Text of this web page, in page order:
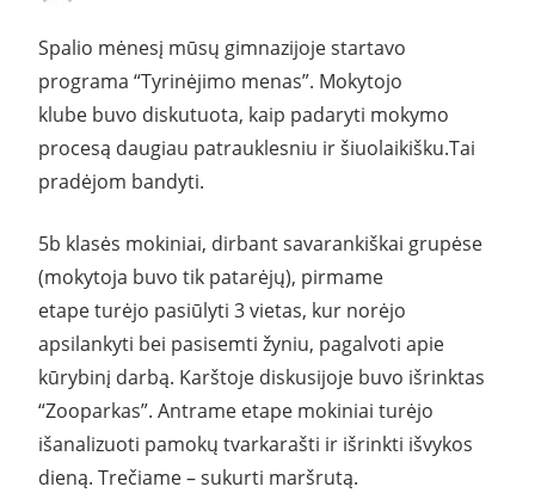
Spalio mėnesį mūsų gimnazijoje startavo
programa “Tyrinėjimo menas”. Mokytojo
klube buvo diskutuota, kaip padaryti mokymo
procesą daugiau patrauklesniu ir šiuolaikišku.Tai
pradėjom bandyti.
5b klasės mokiniai, dirbant savarankiškai grupėse
(mokytoja buvo tik patarėjų), pirmame
etape turėjo pasiūlyti 3 vietas, kur norėjo
apsilankyti bei pasisemti žyniu, pagalvoti apie
kūrybinį darbą. Karštoje diskusijoje buvo išrinktas
“Zooparkas”. Antrame etape mokiniai turėjo
išanalizuoti pamokų tvarkarašti ir išrinkti išvykos
dieną. Trečiame – sukurti maršrutą.